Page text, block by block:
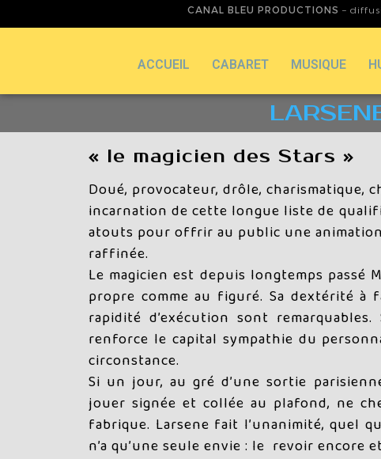
CANAL BLEU PRODUCTIONS –
ACCUEIL CABARET MUSIQUE
« le magicien des Stars »
Doué, provocateur, drôle, charismatique,
incarnation de cette longue liste de
atouts pour offrir au public une
raffinée.
Le magicien est depuis longtemps passé
propre comme au figuré. Sa dextérité
rapidité d’exécution sont
renforce le capital sympathie du
circonstance.
Si un jour, au gré d’une sortie
jouer signée et collée au plafond, ne
fabrique. Larsene fait l’unanimité, quel
n’a qu’une seule envie : le revoir encore